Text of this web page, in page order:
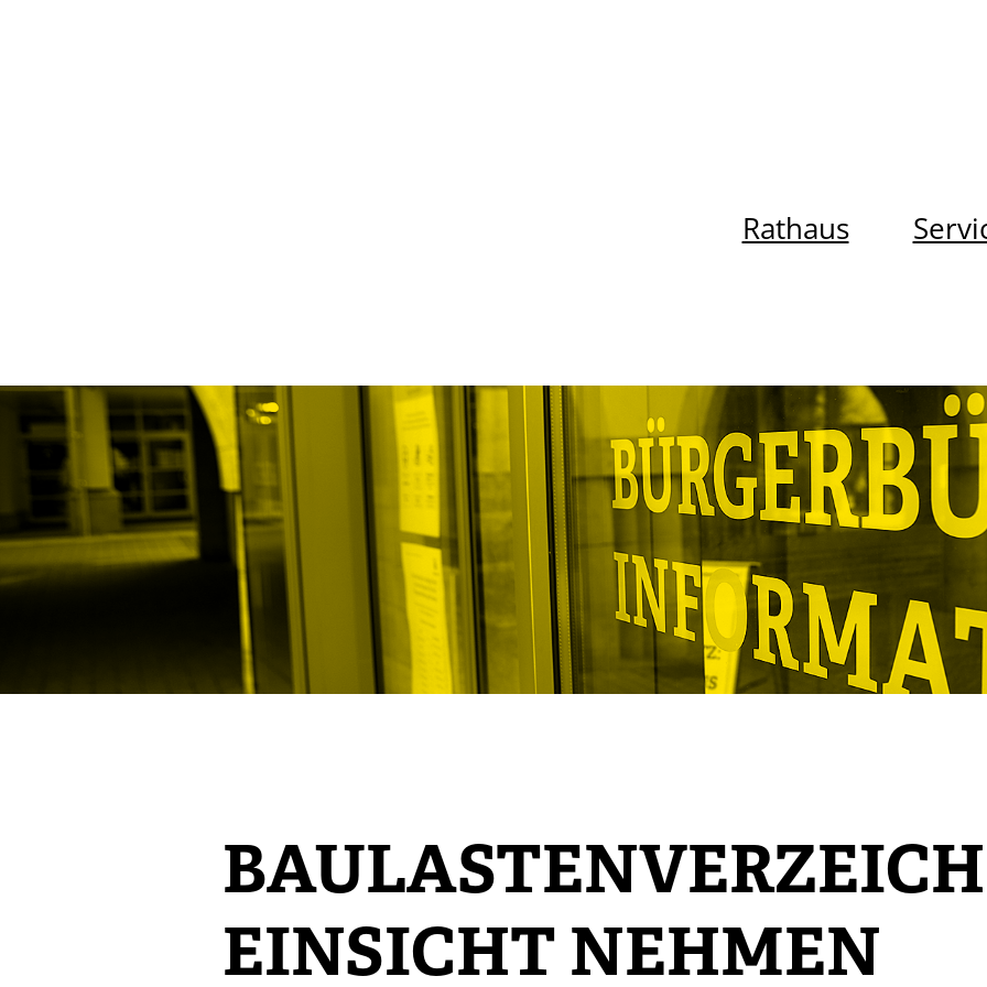
Rathaus
EINSICHT NEHMEN